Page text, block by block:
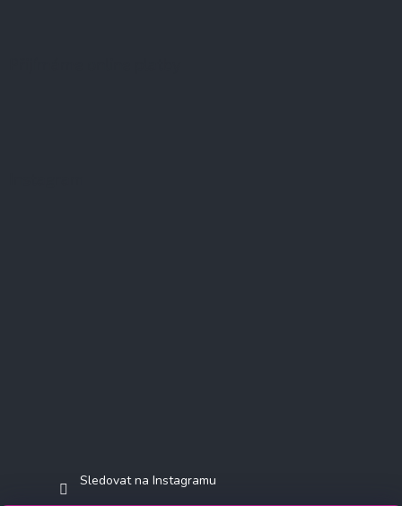
Sledovat na Instagramu